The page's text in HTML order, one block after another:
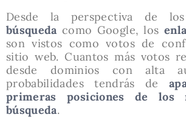
Desde la perspectiva de los
búsqueda como Google, los
son vistos como votos de
sitio web. Cuantos más votos
desde dominios con alta
probabilidades tendrás de
primeras posiciones de los
búsqueda.